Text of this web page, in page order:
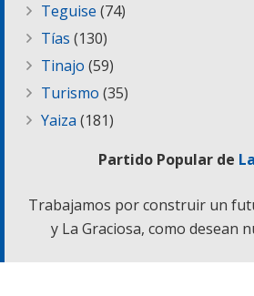
Teguise (74)
Tías (130)
Tinajo (59)
Turismo (35)
Yaiza (181)
Partido Popular de
Trabajamos por construir un
y La Graciosa, como desean